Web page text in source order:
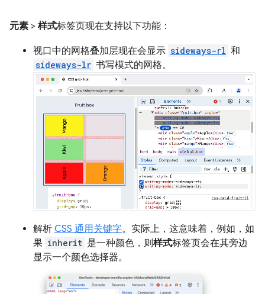
元素 > 样式标签页现在支持以下功能：
视口中的网格叠加层现在会显示 sideways-rl 和
sideways-lr 书写模式的网格。
解析 CSS 通用关键字。实际上，这意味着，例如，如
果 inherit 是一种颜色，则样式标签页会在其旁边
显示一个颜色选择器。